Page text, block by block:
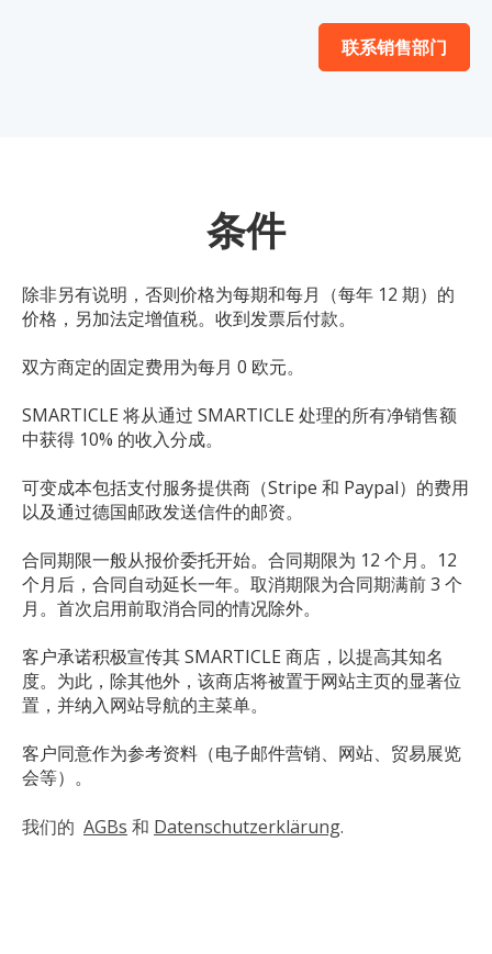
联系销售部门
条件
除非另有说明，否则价格为每期和每月（每年 12 期）的
价格，另加法定增值税。收到发票后付款。
双方商定的固定费用为每月 0 欧元。
SMARTICLE 将从通过 SMARTICLE 处理的所有净销售额
中获得 10% 的收入分成。
可变成本包括支付服务提供商（Stripe 和 Paypal）的费用
以及通过德国邮政发送信件的邮资。
合同期限一般从报价委托开始。合同期限为 12 个月。12
个月后，合同自动延长一年。取消期限为合同期满前 3 个
月。首次启用前取消合同的情况除外。
客户承诺积极宣传其 SMARTICLE 商店，以提高其知名
度。为此，除其他外，该商店将被置于网站主页的显著位
置，并纳入网站导航的主菜单。
客户同意作为参考资料（电子邮件营销、网站、贸易展览
会等）。
我们的 AGBs 和 Datenschutzerklärung.